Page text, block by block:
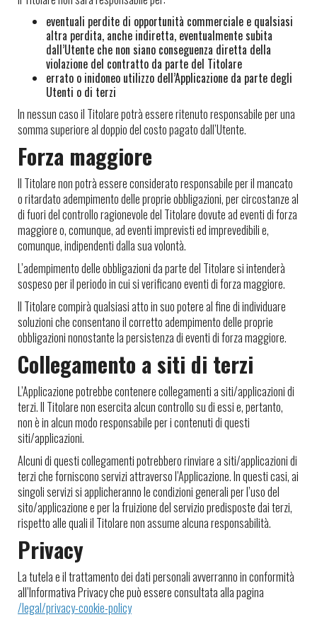
eventuali perdite di opportunità commerciale e qualsiasi
altra perdita, anche indiretta, eventualmente subita
dall’Utente che non siano conseguenza diretta della
violazione del contratto da parte del Titolare
errato o inidoneo utilizzo dell’Applicazione da parte degli
Utenti o di terzi
In nessun caso il Titolare potrà essere ritenuto responsabile per una
somma superiore al doppio del costo pagato dall’Utente.
Forza maggiore
Il Titolare non potrà essere considerato responsabile per il mancato
o ritardato adempimento delle proprie obbligazioni, per circostanze al
di fuori del controllo ragionevole del Titolare dovute ad eventi di forza
maggiore o, comunque, ad eventi imprevisti ed imprevedibili e,
comunque, indipendenti dalla sua volontà.
L’adempimento delle obbligazioni da parte del Titolare si intenderà
sospeso per il periodo in cui si verificano eventi di forza maggiore.
Il Titolare compirà qualsiasi atto in suo potere al fine di individuare
soluzioni che consentano il corretto adempimento delle proprie
obbligazioni nonostante la persistenza di eventi di forza maggiore.
Collegamento a siti di terzi
L’Applicazione potrebbe contenere collegamenti a siti/applicazioni di
terzi. Il Titolare non esercita alcun controllo su di essi e, pertanto,
non è in alcun modo responsabile per i contenuti di questi
siti/applicazioni.
Alcuni di questi collegamenti potrebbero rinviare a siti/applicazioni di
terzi che forniscono servizi attraverso l’Applicazione. In questi casi, ai
singoli servizi si applicheranno le condizioni generali per l’uso del
sito/applicazione e per la fruizione del servizio predisposte dai terzi,
rispetto alle quali il Titolare non assume alcuna responsabilità.
Privacy
La tutela e il trattamento dei dati personali avverranno in conformità
all’Informativa Privacy che può essere consultata alla pagina
/legal/privacy-cookie-policy